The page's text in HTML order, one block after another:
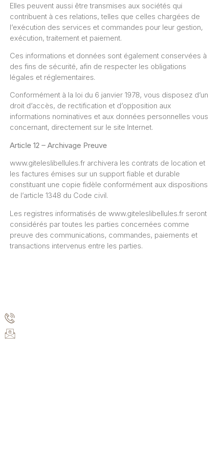
Elles peuvent aussi être transmises aux sociétés qui
contribuent à ces relations, telles que celles chargées de
l’exécution des services et commandes pour leur gestion,
exécution, traitement et paiement.
Ces informations et données sont également conservées à
des fins de sécurité, afin de respecter les obligations
légales et réglementaires.
Conformément à la loi du 6 janvier 1978, vous disposez d’un
droit d’accès, de rectification et d’opposition aux
informations nominatives et aux données personnelles vous
concernant, directement sur le site Internet.
Article 12 – Archivage Preuve
www.giteleslibellules.fr archivera les contrats de location et
les factures émises sur un support fiable et durable
constituant une copie fidèle conformément aux dispositions
de l’article 1348 du Code civil.
Les registres informatisés de www.giteleslibellules.fr seront
considérés par toutes les parties concernées comme
preuve des communications, commandes, paiements et
transactions intervenus entre les parties.